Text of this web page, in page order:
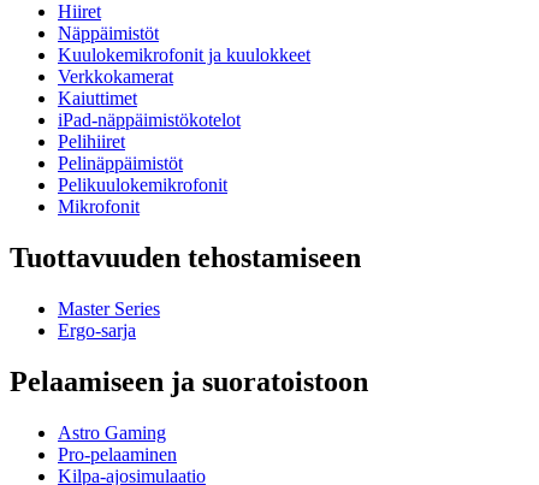
Hiiret
Näppäimistöt
Kuulokemikrofonit ja kuulokkeet
Verkkokamerat
Kaiuttimet
iPad-näppäimistökotelot
Pelihiiret
Pelinäppäimistöt
Pelikuulokemikrofonit
Mikrofonit
Tuottavuuden tehostamiseen
Master Series
Ergo-sarja
Pelaamiseen ja suoratoistoon
Astro Gaming
Pro-pelaaminen
Kilpa-ajosimulaatio